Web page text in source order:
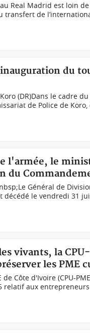
Real Madrid est loin
transfert de
du
(DR)Dans le cadre
de Police de
l'armée, le
du
Général de
décédé le vendredi 31
vivants, la
les PME
Côte d'Ivoire (CPU-
relatif aux